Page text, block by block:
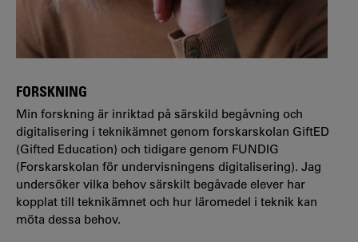
FORSKNING
Min forskning är inriktad på särskild begåvning och
digitalisering i teknikämnet genom forskarskolan GiftED
(Gifted Education) och tidigare genom FUNDIG
(Forskarskolan för undervisningens digitalisering). Jag
undersöker vilka behov särskilt begåvade elever har
kopplat till teknikämnet och hur läromedel i teknik kan
möta dessa behov.